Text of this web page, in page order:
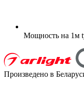
Мощность на 1м
Произведено в